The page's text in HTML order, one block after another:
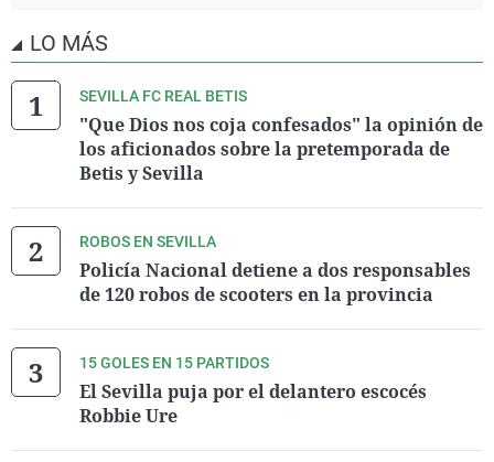
LO MÁS
SEVILLA FC REAL BETIS
"Que Dios nos coja confesados" la opinión de
los aficionados sobre la pretemporada de
Betis y Sevilla
ROBOS EN SEVILLA
Policía Nacional detiene a dos responsables
de 120 robos de scooters en la provincia
15 GOLES EN 15 PARTIDOS
El Sevilla puja por el delantero escocés
Robbie Ure